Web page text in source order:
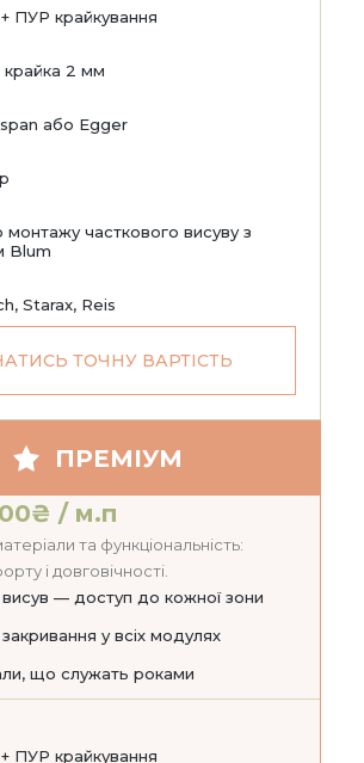
ПУР крайкування
2 мм
або Egger
монтажу часткового висуву з
Blum
Starax, Reis
ТОЧНУ ВАРТІСТЬ
ПРЕМІУМ
/ м.п
та функціональність:
і довговічності.
— доступ до кожної зони
у всіх модулях
що служать роками
ПУР крайкування